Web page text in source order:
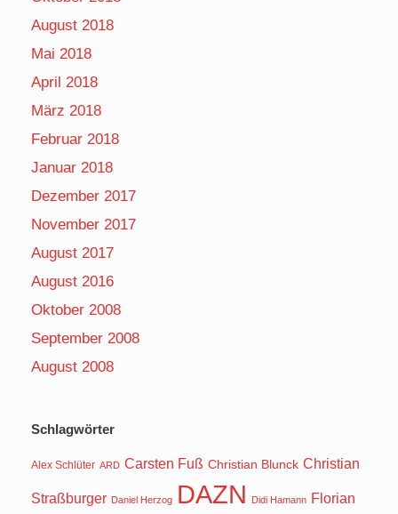
August 2018
Mai 2018
April 2018
März 2018
Februar 2018
Januar 2018
Dezember 2017
November 2017
August 2017
August 2016
Oktober 2008
September 2008
August 2008
Schlagwörter
Alex Schlüter ARD Carsten Fuß Christian Blunck Christian
Straßburger Daniel Herzog DAZN Didi Hamann Florian